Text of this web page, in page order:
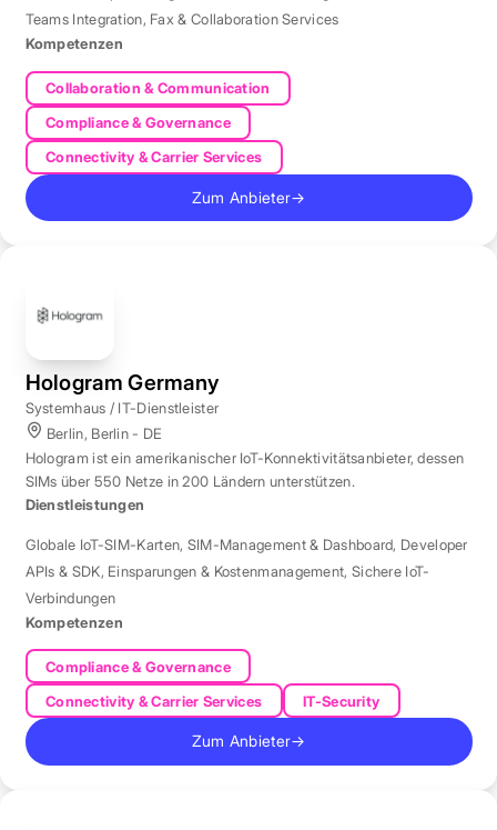
Teams Integration, Fax & Collaboration Services
Kompetenzen
Collaboration & Communication
Compliance & Governance
Connectivity & Carrier Services
Zum Anbieter→
Hologram Germany
Systemhaus / IT-Dienstleister
Berlin, Berlin - DE
Hologram ist ein amerikanischer IoT-Konnektivitätsanbieter, dessen
SIMs über 550 Netze in 200 Ländern unterstützen.
Dienstleistungen
Globale IoT-SIM-Karten, SIM-Management & Dashboard, Developer
APIs & SDK, Einsparungen & Kostenmanagement, Sichere IoT-
Verbindungen
Kompetenzen
Compliance & Governance
Connectivity & Carrier Services
IT-Security
Zum Anbieter→